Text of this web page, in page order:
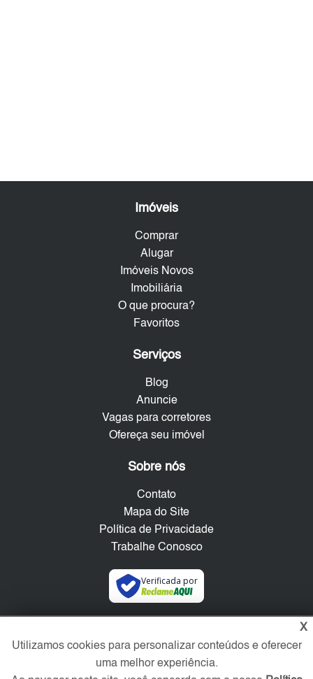
Imóveis
Comprar
Alugar
Imóveis Novos
Imobiliária
O que procura?
Favoritos
Serviços
Blog
Anuncie
Vagas para corretores
Ofereça seu imóvel
Sobre nós
Contato
Mapa do Site
Política de Privacidade
Trabalhe Conosco
Verificada por
X
Utilizamos cookies para personalizar conteúdos e oferecer
uma melhor experiência.